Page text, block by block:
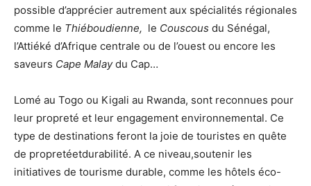
possible d’apprécier autrement aux spécialités régionales
comme le Thiéboudienne, le Couscous du Sénégal,
l’Attiéké d’Afrique centrale ou de l’ouest ou encore les
saveurs Cape Malaydu Cap…
Lomé au Togo ou Kigali au Rwanda, sont reconnues pour
leur propreté et leur engagement environnemental. Ce
type de destinations feront la joie de touristes en quête
de propretéetdurabilité. A ce niveau,soutenir les
initiatives de tourisme durable, comme les hôtels éco-